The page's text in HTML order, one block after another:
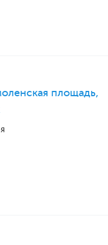
площадь,